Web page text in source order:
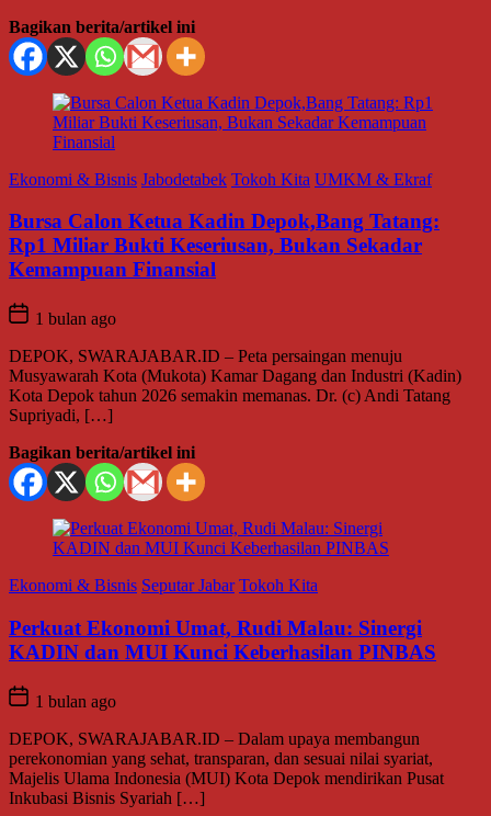
Bagikan berita/artikel ini
Ekonomi & Bisnis Jabodetabek Tokoh Kita UMKM & Ekraf
Bursa Calon Ketua Kadin Depok,Bang Tatang:
Rp1 Miliar Bukti Keseriusan, Bukan Sekadar
Kemampuan Finansial
1 bulan ago
DEPOK, SWARAJABAR.ID – Peta persaingan menuju
Musyawarah Kota (Mukota) Kamar Dagang dan Industri (Kadin)
Kota Depok tahun 2026 semakin memanas. Dr. (c) Andi Tatang
Supriyadi, […]
Bagikan berita/artikel ini
Ekonomi & Bisnis Seputar Jabar Tokoh Kita
Perkuat Ekonomi Umat, Rudi Malau: Sinergi
KADIN dan MUI Kunci Keberhasilan PINBAS
1 bulan ago
DEPOK, SWARAJABAR.ID – Dalam upaya membangun
perekonomian yang sehat, transparan, dan sesuai nilai syariat,
Majelis Ulama Indonesia (MUI) Kota Depok mendirikan Pusat
Inkubasi Bisnis Syariah […]